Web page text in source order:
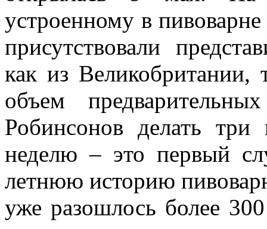
устроенному в
присутствовали
как из
объем
Робинсонов делать
неделю – это первый
летнюю историю
уже разошлось более